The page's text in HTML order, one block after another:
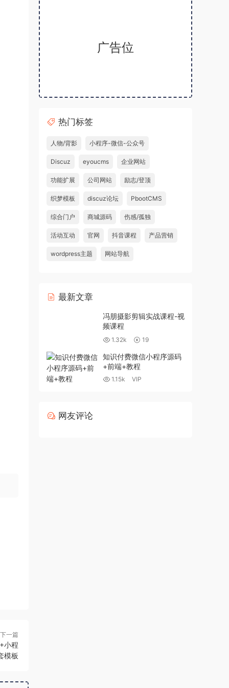
下一篇
小程
模板
广告位
热门标签
人物/背影 小程序-微信-公众号
Discuz eyoucms 企业网站
功能扩展 公司网站 励志/登顶
织梦模板 discuz论坛 PbootCMS
综合门户 商城源码 伤感/孤独
活动互动 官网 抖音课程 产品营销
wordpress主题 网站导航
最新文章
冯朋摄影剪辑实战课程-视
频课程
1.32k 19
知识付费微信小程序源码
+前端+教程
1.15k VIP
网友评论